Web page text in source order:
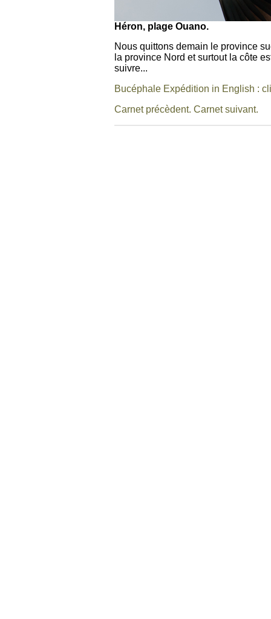
Héron, plage Ouano.
Nous quittons demain le province
la province Nord et surtout la côte
suivre...
Bucéphale Expédition in English :
Carnet précèdent. Carnet suivant.